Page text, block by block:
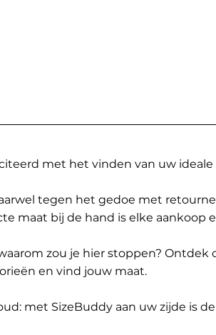
met het vinden van uw
tegen het gedoe met
maat bij de hand is elke
zou je hier stoppen?
en vind jouw maat.
met SizeBuddy aan uw zijde is